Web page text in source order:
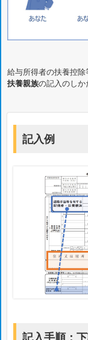
給与所得者の扶養控
扶養親族の記入のしか
記入例
記入手順：